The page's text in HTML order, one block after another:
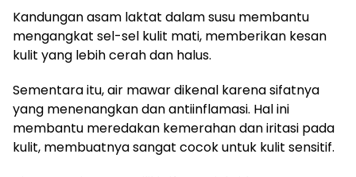
Kandungan asam laktat dalam susu membantu
mengangkat sel-sel kulit mati, memberikan kesan
kulit yang lebih cerah dan halus.
Sementara itu, air mawar dikenal karena sifatnya
yang menenangkan dan antiinflamasi. Hal ini
membantu meredakan kemerahan dan iritasi pada
kulit, membuatnya sangat cocok untuk kulit sensitif.